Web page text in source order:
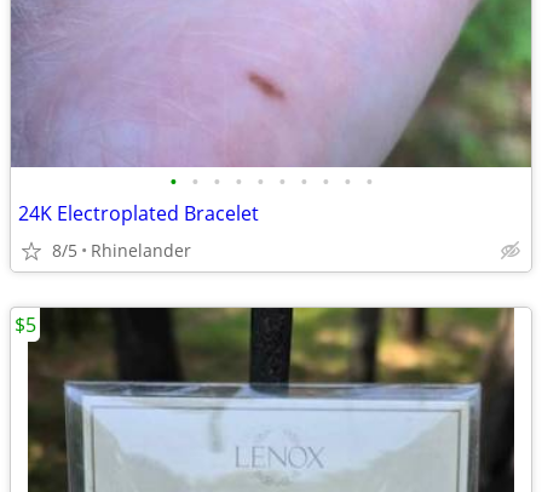
• • • • • • • • • •
24K Electroplated Bracelet
8/5 Rhinelander
$5